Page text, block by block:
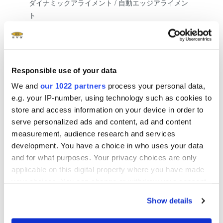
Responsible use of your data
We and our 1022 partners process your personal data,
e.g. your IP-number, using technology such as cookies to
store and access information on your device in order to
serve personalized ads and content, ad and content
measurement, audience research and services
development. You have a choice in who uses your data
and for what purposes. Your privacy choices are only
applicable on this digital property where you have made
Show details
ダイナミックアライメント / 自動エッジアライメン
ト
スループット
全自動：ファーストプリントスループット：180枚/
時
全自動：アライメント時スループット：140枚/時